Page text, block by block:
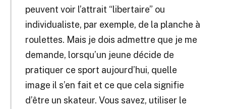
peuvent voir l’attrait “libertaire” ou
individualiste, par exemple, de la planche à
roulettes. Mais je dois admettre que je me
demande, lorsqu’un jeune décide de
pratiquer ce sport aujourd’hui, quelle
image il s’en fait et ce que cela signifie
d’être un skateur. Vous savez, utiliser le